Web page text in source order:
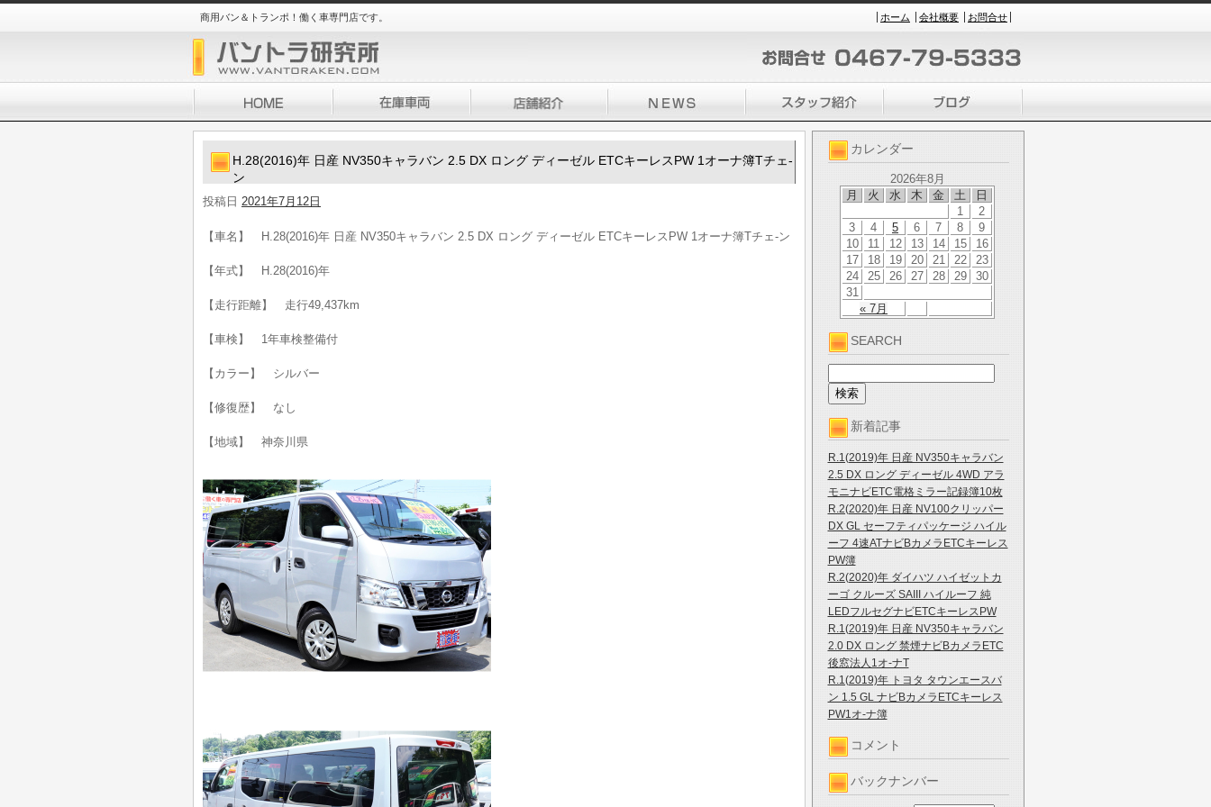
商用バン＆トランポ！働く車専門店です。 ホーム 会社概要 お問合せ
カレンダー
2026年8月
月
火 水 木 金 土 日
« 7月
1
2
3
4 5 6 7 8
9
10
11 12 13 14 15
16
17
18 19 20 21 22
23
24
25 26 27 28 29
30
31
SEARCH
新着記事
R.1(2019)年 日産 NV350キャラバン
2.5 DX ロング ディーゼル 4WD アラ
モニナビETC電格ミラー記録簿10枚
R.2(2020)年 日産 NV100クリッパー
DX GL セーフティパッケージ ハイル
ーフ 4速ATナビBカメラETCキーレス
PW簿
R.2(2020)年 ダイハツ ハイゼットカ
ーゴ クルーズ SAIII ハイルーフ 純
LEDフルセグナビETCキーレスPW
R.1(2019)年 日産 NV350キャラバン
2.0 DX ロング 禁煙ナビBカメラETC
後窓法人1オ-ナT
R.1(2019)年 トヨタ タウンエースバ
ン 1.5 GL ナビBカメラETCキーレス
PW1オ-ナ簿
コメント
バックナンバー
H.28(2016)年 日産 NV350キャラバン 2.5 DX ロング ディーゼル ETCキーレスPW 1オーナ簿Tチェ-
ン
投稿日 2021年7月12日
【車名】 H.28(2016)年 日産 NV350キャラバン 2.5 DX ロング ディーゼル ETCキーレスPW 1オーナ簿Tチェ-ン
【年式】 H.28(2016)年
【走行距離】 走行49,437km
【車検】 1年車検整備付
【カラー】 シルバー
【修復歴】 なし
【地域】 神奈川県